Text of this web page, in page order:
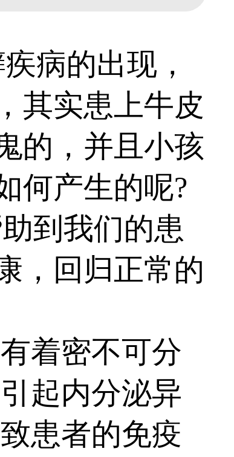
病的出现，
其实患上牛皮
的，并且小孩
何产生的呢?
到我们的患
，回归正常的
着密不可分
起内分泌异
患者的免疫